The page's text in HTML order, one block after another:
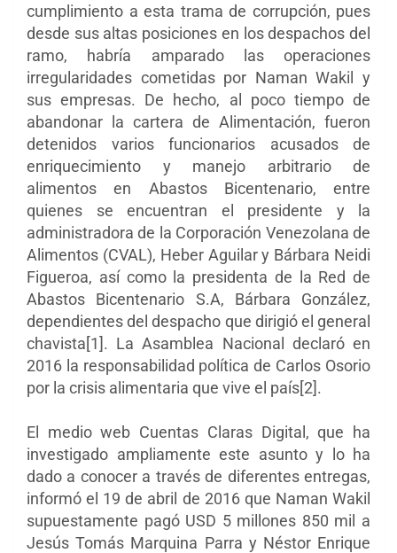
cumplimiento a esta trama de corrupción, pues
desde sus altas posiciones en los despachos del
ramo, habría amparado las operaciones
irregularidades cometidas por Naman Wakil y
sus empresas. De hecho, al poco tiempo de
abandonar la cartera de Alimentación, fueron
detenidos varios funcionarios acusados de
enriquecimiento y manejo arbitrario de
alimentos en Abastos Bicentenario, entre
quienes se encuentran el presidente y la
administradora de la Corporación Venezolana de
Alimentos (CVAL), Heber Aguilar y Bárbara Neidi
Figueroa, así como la presidenta de la Red de
Abastos Bicentenario S.A, Bárbara González,
dependientes del despacho que dirigió el general
chavista[1]. La Asamblea Nacional declaró en
2016 la responsabilidad política de Carlos Osorio
por la crisis alimentaria que vive el país[2].
El medio web Cuentas Claras Digital, que ha
investigado ampliamente este asunto y lo ha
dado a conocer a través de diferentes entregas,
informó el 19 de abril de 2016 que Naman Wakil
supuestamente pagó USD 5 millones 850 mil a
Jesús Tomás Marquina Parra y Néstor Enrique